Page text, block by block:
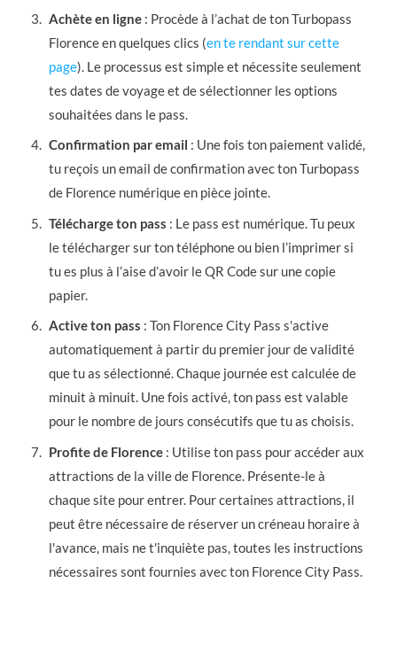
Achète en ligne : Procède à l’achat de ton Turbopass
Florence en quelques clics (en te rendant sur cette
page). Le processus est simple et nécessite seulement
tes dates de voyage et de sélectionner les options
souhaitées dans le pass.
Confirmation par email : Une fois ton paiement validé,
tu reçois un email de confirmation avec ton Turbopass
de Florence numérique en pièce jointe.
Télécharge ton pass : Le pass est numérique. Tu peux
le télécharger sur ton téléphone ou bien l’imprimer si
tu es plus à l’aise d’avoir le QR Code sur une copie
papier.
Active ton pass : Ton Florence City Pass s'active
automatiquement à partir du premier jour de validité
que tu as sélectionné. Chaque journée est calculée de
minuit à minuit. Une fois activé, ton pass est valable
pour le nombre de jours consécutifs que tu as choisis.
Profite de Florence : Utilise ton pass pour accéder aux
attractions de la ville de Florence. Présente-le à
chaque site pour entrer. Pour certaines attractions, il
peut être nécessaire de réserver un créneau horaire à
l'avance, mais ne t'inquiète pas, toutes les instructions
nécessaires sont fournies avec ton Florence City Pass.